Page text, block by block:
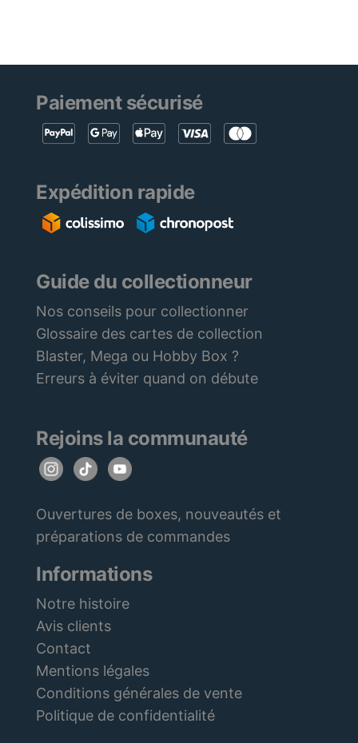
Paiement sécurisé
Expédition rapide
Guide du collectionneur
Nos conseils pour collectionner
Glossaire des cartes de collection
Blaster, Mega ou Hobby Box ?
Erreurs à éviter quand on débute
Rejoins la communauté
Ouvertures de boxes, nouveautés et
préparations de commandes
Informations
Notre histoire
Avis clients
Contact
Mentions légales
Conditions générales de vente
Politique de confidentialité